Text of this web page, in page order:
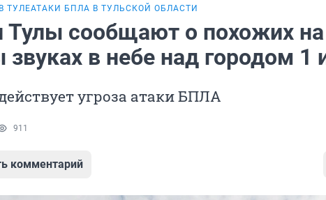
В ТУЛЕАТАКИ БПЛА В ТУЛЬСКОЙ ОБЛАСТИ
Тулы сообщают о похожих на
в небе над городом 1
угроза атаки БПЛА
911
комментарий